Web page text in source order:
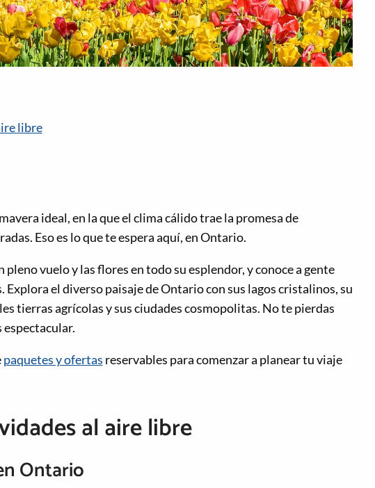
libre
ideal, en la que el clima cálido trae la promesa de
Eso es lo que te espera aquí, en Ontario.
vuelo y las flores en todo su esplendor, y conoce a gente
Explora el diverso paisaje de Ontario con sus lagos cristalinos, su
tierras agrícolas y sus ciudades cosmopolitas. No te pierdas
espectacular.
paquetes y ofertas reservables para comenzar a planear tu viaje
al aire libre
Ontario